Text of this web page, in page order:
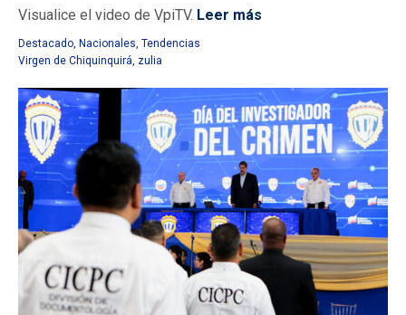
Visualice el video de VpiTV. Leer más
Destacado, Nacionales, Tendencias
Virgen de Chiquinquirá, zulia